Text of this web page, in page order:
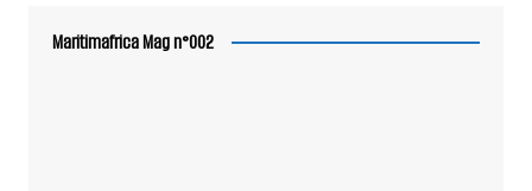
Maritimafrica Mag n°002